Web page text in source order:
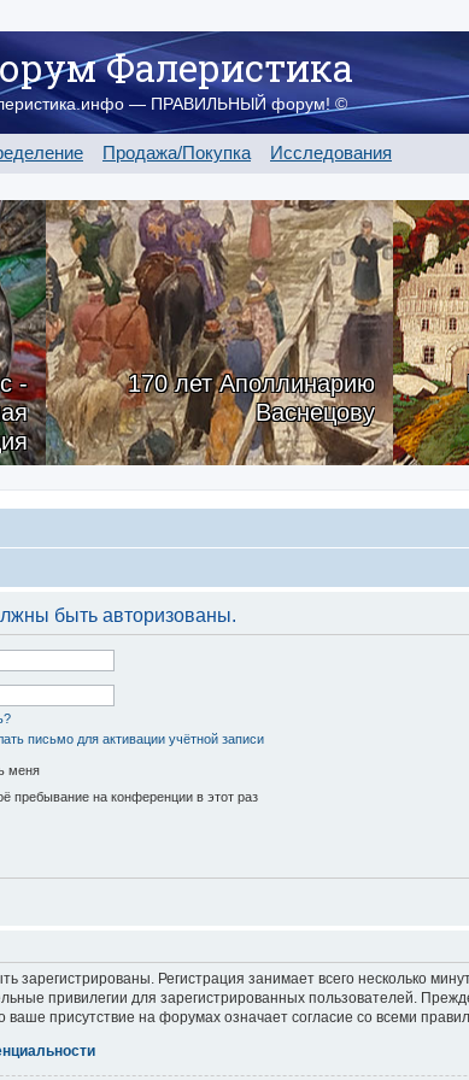
Фалеристика
— ПРАВИЛЬНЫЙ форум! ©
Продажа/Покупка Исследования
-
170 лет Аполлинарию
Васнецову
быть авторизованы.
письмо для активации учётной записи
меня
пребывание на конференции в этот раз
Регистрация занимает всего несколько
привилегии для зарегистрированных пользователей.
присутствие на форумах означает согласие со всеми